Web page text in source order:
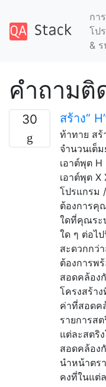
กา
โป
&
คำถามติ
30 สร้าง“
ท้าทาย สร้
จำนวนเต็
เอาต์พุต
เอาต์พุต X
โปรแกรม
ต้องการคุ
ใดที่คุณระ
ใด ๆ ต่อไ
สะดวกกว่
ต้องการพ
สอดคล้อง
โครงสร้า
ค่าที่สอดค
รายการส
แต่ละสตริ
สอดคล้อง
นำหน้าตร
คงที่ในแต่